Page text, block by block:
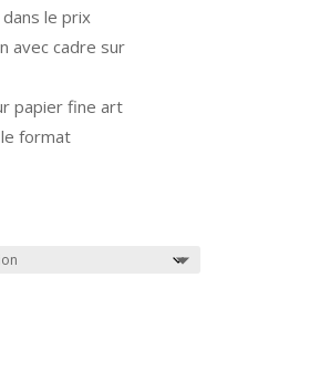
le prix
avec cadre sur
papier fine art
format
: